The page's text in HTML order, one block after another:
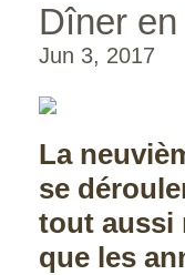
Dîner
Jun 3, 2017
La
se
tout aussi
que les